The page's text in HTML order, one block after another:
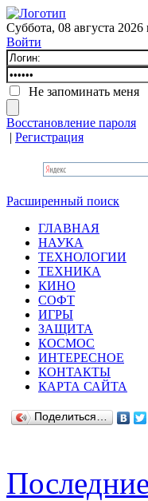
Суббота, 08 августа 2026
Войти
Не запоминать меня
Восстановление пароля
| Регистрация
Расширенный поиск
ГЛАВНАЯ
НАУКА
ТЕХНОЛОГИИ
ТЕХНИКА
КИНО
СОФТ
ИГРЫ
ЗАЩИТА
КОСМОС
ИНТЕРЕСНОЕ
КОНТАКТЫ
КАРТА САЙТА
Поделиться…